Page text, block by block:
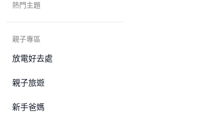
熱門主題
親子專區
放電好去處
親子旅遊
新手爸媽